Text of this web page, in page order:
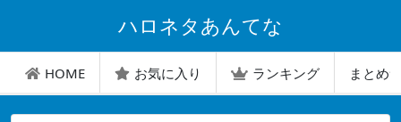
ハロネタあんてな
HOME お気に入り ランキング まとめ